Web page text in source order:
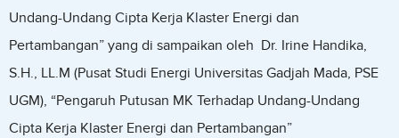
Undang-Undang Cipta Kerja Klaster Energi dan
Pertambangan” yang di sampaikan oleh Dr. Irine Handika,
S.H., LL.M (Pusat Studi Energi Universitas Gadjah Mada, PSE
UGM), “Pengaruh Putusan MK Terhadap Undang-Undang
Cipta Kerja Klaster Energi dan Pertambangan”